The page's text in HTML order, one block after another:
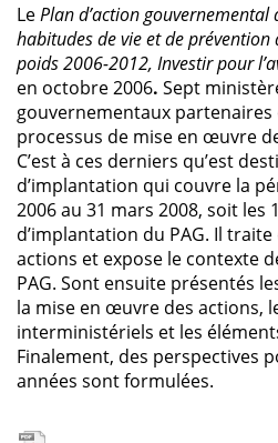
LePlan d’action
habitudes de vie et de
poids 2006-2012, Investir pour
en octobre 2006. Sept
gouvernementaux
processus de mise en œuvre
C’est à ces derniers qu’est
d’implantation qui couvre la
2006 au 31 mars 2008, soit les
d’implantation du PAG. Il
actions et expose le contexte
PAG. Sont ensuite présentés
la mise en œuvre des actions,
interministériels et les
Finalement, des perspectives
années sont formulées.